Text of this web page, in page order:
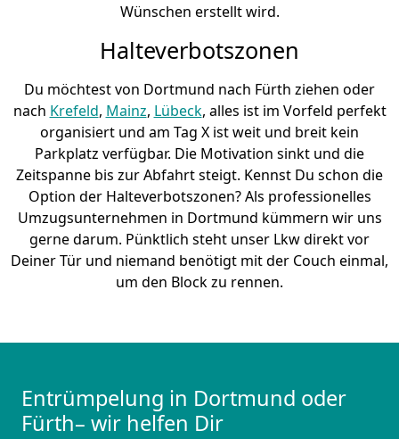
Wünschen erstellt wird.
Halteverbotszonen
Du möchtest von Dortmund nach Fürth ziehen oder
nach Krefeld, Mainz, Lübeck, alles ist im Vorfeld perfekt
organisiert und am Tag X ist weit und breit kein
Parkplatz verfügbar. Die Motivation sinkt und die
Zeitspanne bis zur Abfahrt steigt. Kennst Du schon die
Option der Halteverbotszonen? Als professionelles
Umzugsunternehmen in Dortmund kümmern wir uns
gerne darum. Pünktlich steht unser Lkw direkt vor
Deiner Tür und niemand benötigt mit der Couch einmal,
um den Block zu rennen.
Entrümpelung in Dortmund oder
Fürth– wir helfen Dir